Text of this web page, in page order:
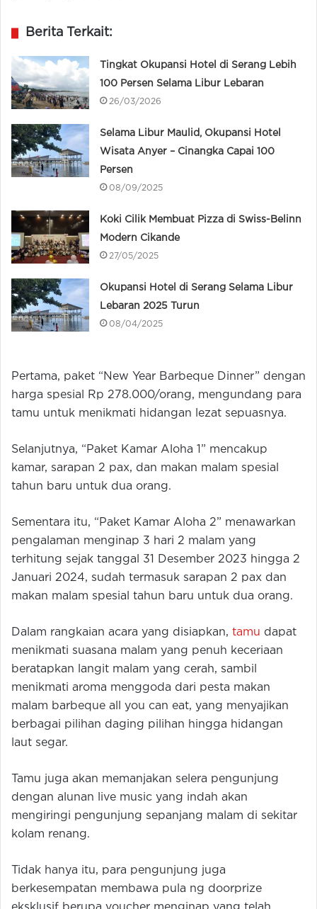
Berita Terkait:
Tingkat Okupansi Hotel di Serang Lebih
100 Persen Selama Libur Lebaran
26/03/2026
Selama Libur Maulid, Okupansi Hotel
Wisata Anyer – Cinangka Capai 100
Persen
08/09/2025
Koki Cilik Membuat Pizza di Swiss-Belinn
Modern Cikande
27/05/2025
Okupansi Hotel di Serang Selama Libur
Lebaran 2025 Turun
08/04/2025
Pertama, paket “New Year Barbeque Dinner” dengan
harga spesial Rp 278.000/orang, mengundang para
tamu untuk menikmati hidangan lezat sepuasnya.
Selanjutnya, “Paket Kamar Aloha 1” mencakup
kamar, sarapan 2 pax, dan makan malam spesial
tahun baru untuk dua orang.
Sementara itu, “Paket Kamar Aloha 2” menawarkan
pengalaman menginap 3 hari 2 malam yang
terhitung sejak tanggal 31 Desember 2023 hingga 2
Januari 2024, sudah termasuk sarapan 2 pax dan
makan malam spesial tahun baru untuk dua orang.
Dalam rangkaian acara yang disiapkan, tamu dapat
menikmati suasana malam yang penuh keceriaan
beratapkan langit malam yang cerah, sambil
menikmati aroma menggoda dari pesta makan
malam barbeque all you can eat, yang menyajikan
berbagai pilihan daging pilihan hingga hidangan
laut segar.
Tamu juga akan memanjakan selera pengunjung
dengan alunan live music yang indah akan
mengiringi pengunjung sepanjang malam di sekitar
kolam renang.
Tidak hanya itu, para pengunjung juga
berkesempatan membawa pula ng doorprize